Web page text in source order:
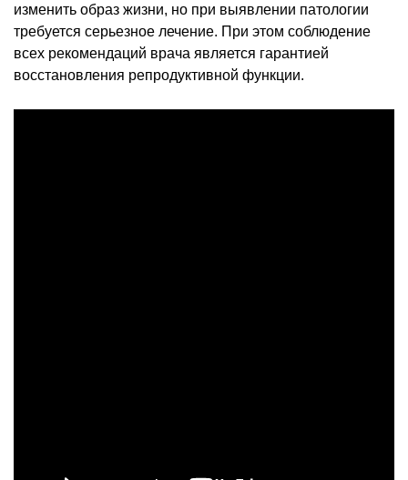
изменить образ жизни, но при выявлении патологии
требуется серьезное лечение. При этом соблюдение
всех рекомендаций врача является гарантией
восстановления репродуктивной функции.